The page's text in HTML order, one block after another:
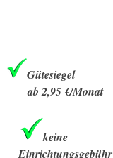
Gütesiegel
ab 2,95 €/Monat
keine
Einrichtungsgebühr